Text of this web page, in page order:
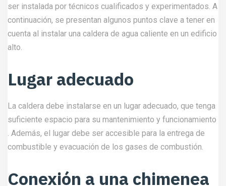
La caldera debe estar conectada a una chimenea adecuada
para evacuar los gases de combustión. La chimenea debe
tener un diámetro suficiente para permitir la correcta
eliminación de los gases de combustión y debe cumplir
conexión de la caldera a la chimenea debe ser realizada por
técnicos cualificados y experimentados.
Mantenimiento de una
caldera de agua caliente
en un edificio alto